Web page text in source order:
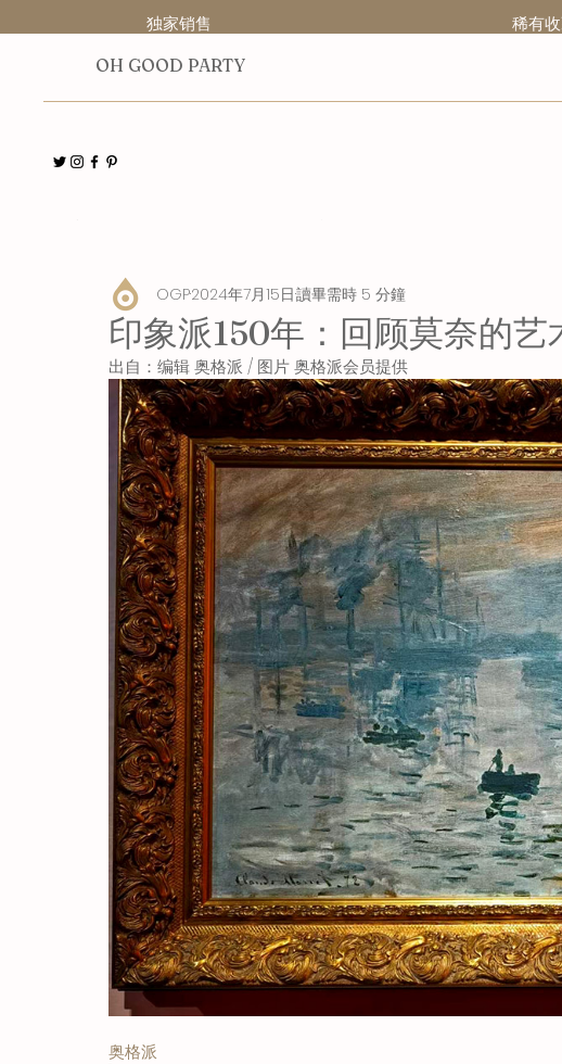
OH GOOD PARTY
独家销售 稀有
印象派150年：回顾莫奈的
OGP2024年7月15日讀畢需時 5 分鐘
出自：编辑 奥格派 / 图片 奥格派会员提供
奥格派